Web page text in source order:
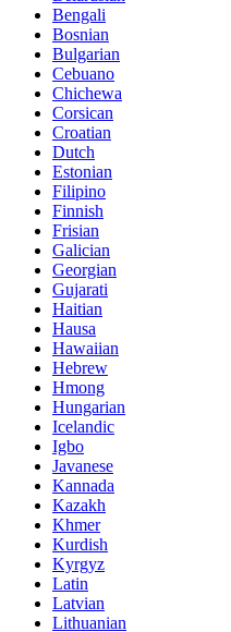
Bengali
Bosnian
Bulgarian
Cebuano
Chichewa
Corsican
Croatian
Dutch
Estonian
Filipino
Finnish
Frisian
Galician
Georgian
Gujarati
Haitian
Hausa
Hawaiian
Hebrew
Hmong
Hungarian
Icelandic
Igbo
Javanese
Kannada
Kazakh
Khmer
Kurdish
Kyrgyz
Latin
Latvian
Lithuanian